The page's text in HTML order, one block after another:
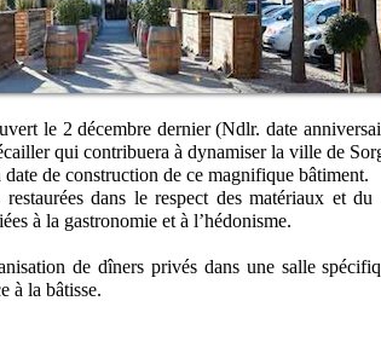
le 2 décembre dernier (Ndlr. date
qui contribuera à dynamiser la ville de
de construction de ce magnifique bâtiment.
dans le respect des matériaux et du
à la gastronomie et à l’hédonisme.
de dîners privés dans une salle
à la bâtisse.